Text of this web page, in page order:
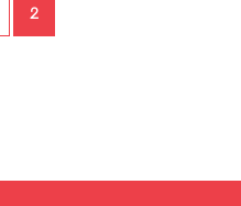
Page
2